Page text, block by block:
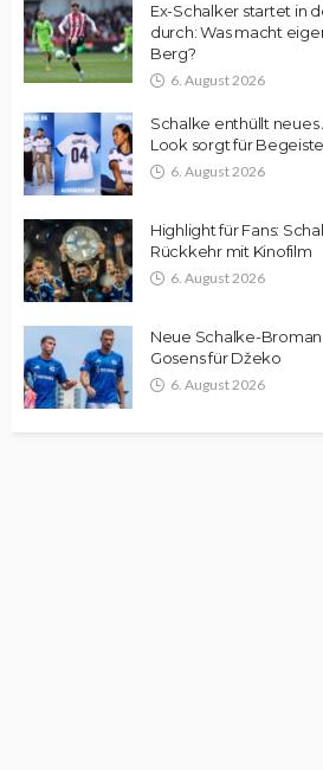
Ex-Schalker startet in
durch: Was macht
Berg?
6. August 2026
Schalke enthüllt
Look sorgt für
6. August 2026
Highlight für Fans:
Rückkehr mit Kinofilm
6. August 2026
Neue Schalke-
Gosens für Džeko
6. August 2026